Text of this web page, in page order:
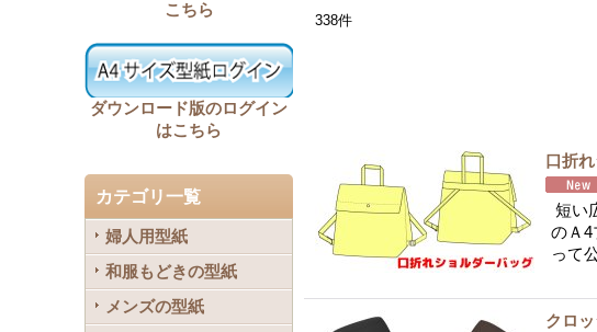
こちら
ダウンロード版のログイン
はこちら
カテゴリ一覧
婦人用型紙
和服もどきの型紙
メンズの型紙
338件
口折
短い
のＡ4
って
クロ